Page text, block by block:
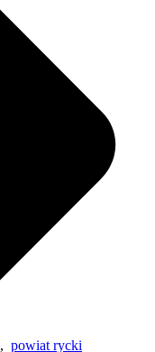
, powiat rycki